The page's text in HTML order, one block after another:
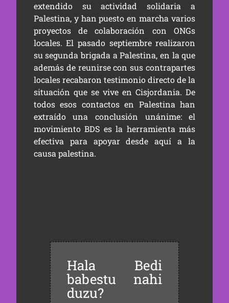
extendido su actividad solidaria a
Palestina, y han puesto en marcha varios
proyectos de colaboración con ONGs
locales. El pasado septiembre realizaron
su segunda brigada a Palestina, en la que
además de reunirse con sus contrapartes
locales recabaron testimonio directo de la
situación que se vive en Cisjordania. De
todos esos contactos en Palestina han
extraído una conclusión unánime: el
movimiento BDS es la herramienta más
efectiva para apoyar desde aquí a la
causa palestina.
Hala Bedi
babestu nahi
duzu?